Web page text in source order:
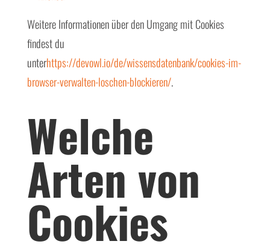
Weitere Informationen über den Umgang mit Cookies
findest du
unterhttps://devowl.io/de/wissensdatenbank/cookies-im-
browser-verwalten-loschen-blockieren/.
Welche
Arten von
Cookies